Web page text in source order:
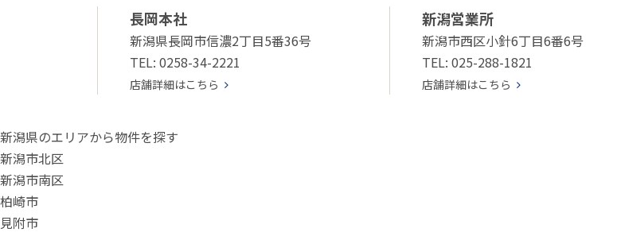
長岡本社
新潟県長岡市信濃2丁目5番36号
TEL: 0258-34-2221
店舗詳細はこちら
新潟営業所
新潟市西区小針6丁目6番6号
TEL: 025-288-1821
店舗詳細はこちら
新潟県のエリアから物件を探す
新潟市北区
新潟市南区
柏崎市
見附市